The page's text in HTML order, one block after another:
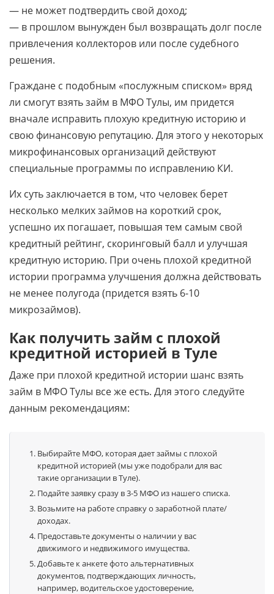
— не может подтвердить свой доход;
— в прошлом вынужден был возвращать долг после
привлечения коллекторов или после судебного
решения.
Граждане с подобным «послужным списком» вряд
ли смогут взять займ в МФО Тулы, им придется
вначале исправить плохую кредитную историю и
свою финансовую репутацию. Для этого у некоторых
микрофинансовых организаций действуют
специальные программы по исправлению КИ.
Их суть заключается в том, что человек берет
несколько мелких займов на короткий срок,
успешно их погашает, повышая тем самым свой
кредитный рейтинг, скоринговый балл и улучшая
кредитную историю. При очень плохой кредитной
истории программа улучшения должна действовать
не менее полугода (придется взять 6-10
микрозаймов).
Как получить займ с плохой
кредитной историей в Туле
Даже при плохой кредитной истории шанс взять
займ в МФО Тулы все же есть. Для этого следуйте
данным рекомендациям:
Выбирайте МФО, которая дает займы с плохой
кредитной историей (мы уже подобрали для вас
такие организации в Туле).
Подайте заявку сразу в 3-5 МФО из нашего списка.
Возьмите на работе справку о заработной плате/
доходах.
Предоставьте документы о наличии у вас
движимого и недвижимого имущества.
Добавьте к анкете фото альтернативных
документов, подтверждающих личность,
например, водительское удостоверение,